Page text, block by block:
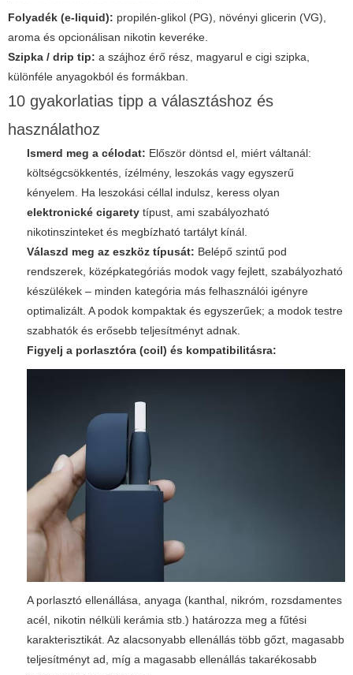
Folyadék (e-liquid): propilén-glikol (PG), növényi glicerin (VG),
aroma és opcionálisan nikotin keveréke.
Szipka / drip tip: a szájhoz érő rész, magyarul e cigi szipka,
különféle anyagokból és formákban.
10 gyakorlatias tipp a választáshoz és
használathoz
Ismerd meg a célodat: Először döntsd el, miért váltanál:
költségcsökkentés, ízélmény, leszokás vagy egyszerű
kényelem. Ha leszokási céllal indulsz, keress olyan
elektronické cigarety típust, ami szabályozható
nikotinszinteket és megbízható tartályt kínál.
Válaszd meg az eszköz típusát: Belépő szintű pod
rendszerek, középkategóriás modok vagy fejlett, szabályozható
készülékek – minden kategória más felhasználói igényre
optimalizált. A podok kompaktak és egyszerűek; a modok testre
szabhatók és erősebb teljesítményt adnak.
Figyelj a porlasztóra (coil) és kompatibilitásra:
A porlasztó ellenállása, anyaga (kanthal, nikróm, rozsdamentes
acél, nikotin nélküli kerámia stb.) határozza meg a fűtési
karakterisztikát. Az alacsonyabb ellenállás több gőzt, magasabb
teljesítményt ad, míg a magasabb ellenállás takarékosabb